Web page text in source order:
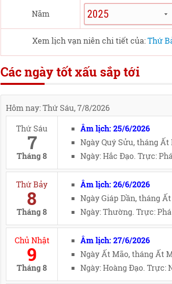
Năm
Xem lịch vạn niên chi tiết của:Thứ
Các ngày tốt xấu sắp tới
Hôm nay: Thứ Sáu, 7/8/2026
Thứ Sáu
7
Tháng 8
Âm lịch: 25/6/2026
Ngày Quý Sửu, tháng
Ngày: Hắc Đạo. Trực: Phá
Thứ Bảy
8
Tháng 8
Âm lịch: 26/6/2026
Ngày Giáp Dần, tháng
Ngày: Thường. Trực: Phá
Chủ Nhật
9
Tháng 8
Âm lịch: 27/6/2026
Ngày Ất Mão, tháng Ất
Ngày: Hoàng Đạo. Trực: